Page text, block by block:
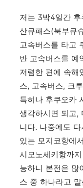
저는 3박4일간
산큐패스(북부큐
고속버스를 타고
반 고속버스를 예
저렴한 편에 속해
스, 고속버스, 크
특히나 후쿠오카
생각하시면 되고,
니다. 나중에도
있는 모지코항에
시모노세키항까
능하니 본전은 많
스 중 하나라고